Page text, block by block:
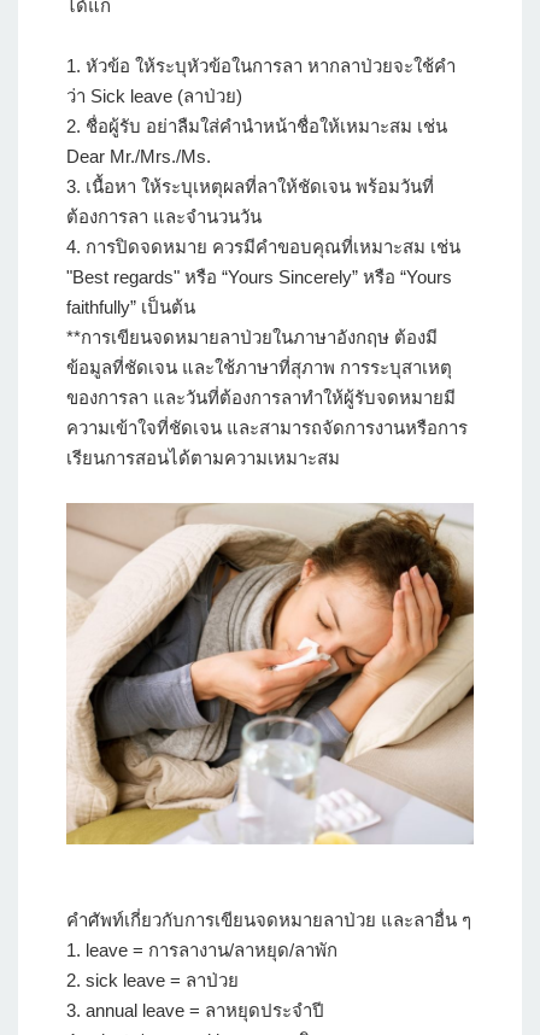
ได้แก่
1. หัวข้อ ให้ระบุหัวข้อในการลา หากลาป่วยจะใช้คำ
ว่า Sick leave (ลาป่วย)
2. ชื่อผู้รับ อย่าลืมใส่คำนำหน้าชื่อให้เหมาะสม เช่น
Dear Mr./Mrs./Ms.
3. เนื้อหา ให้ระบุเหตุผลที่ลาให้ชัดเจน พร้อมวันที่
ต้องการลา และจำนวนวัน
4. การปิดจดหมาย ควรมีคำขอบคุณที่เหมาะสม เช่น
"Best regards" หรือ “Yours Sincerely” หรือ “Yours
faithfully” เป็นต้น
**การเขียนจดหมายลาป่วยในภาษาอังกฤษ ต้องมี
ข้อมูลที่ชัดเจน และใช้ภาษาที่สุภาพ การระบุสาเหตุ
ของการลา และวันที่ต้องการลาทำให้ผู้รับจดหมายมี
ความเข้าใจที่ชัดเจน และสามารถจัดการงานหรือการ
เรียนการสอนได้ตามความเหมาะสม
คำศัพท์เกี่ยวกับการเขียนจดหมายลาป่วย และลาอื่น ๆ
1. leave = การลางาน/ลาหยุด/ลาพัก
2. sick leave = ลาป่วย
3. annual leave = ลาหยุดประจำปี